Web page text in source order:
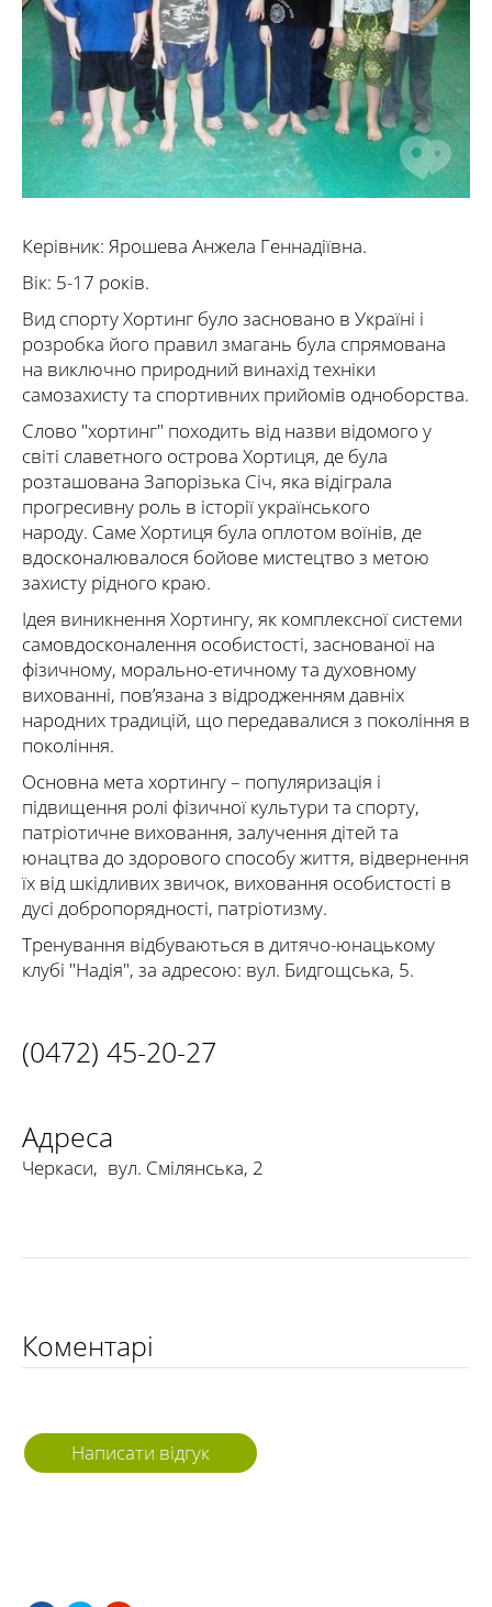
Керівник: Ярошева Анжела Геннадіївна.
Вік: 5-17 років.
Вид спорту Хортинг було засновано в Україні і
розробка його правил змагань була спрямована
на виключно природний винахід техніки
самозахисту та спортивних прийомів одноборства.
Слово "хортинг" походить від назви відомого у
світі славетного острова Хортиця, де була
розташована Запорізька Січ, яка відіграла
прогресивну роль в історії українського
народу. Саме Хортиця була оплотом воїнів, де
вдосконалювалося бойове мистецтво з метою
захисту рідного краю.
Ідея виникнення Хортингу, як комплексної системи
самовдосконалення особистості, заснованої на
фізичному, морально-етичному та духовному
вихованні, пов’язана з відродженням давніх
народних традицій, що передавалися з покоління в
покоління.
Основна мета хортингу – популяризація і
підвищення ролі фізичної культури та спорту,
патріотичне виховання, залучення дітей та
юнацтва до здорового способу життя, відвернення
їх від шкідливих звичок, виховання особистості в
дусі добропорядності, патріотизму.
Тренування відбуваються в дитячо-юнацькому
клубі "Надія", за адресою: вул. Бидгощська, 5.
(0472) 45-20-27
Адреса
Черкаси, вул. Смілянська, 2
Коментарі
Написати відгук